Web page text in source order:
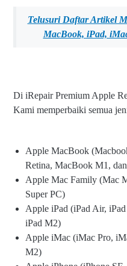
Telusuri Daftar Artikel
MacBook, iPad,
Di iRepair Premium Apple
Kami memperbaiki semua
Apple MacBook
Retina, MacBook M1,
Apple Mac Family (Mac
Super PC)
Apple iPad (iPad Air,
iPad M2)
Apple iMac (iMac Pro,
M2)